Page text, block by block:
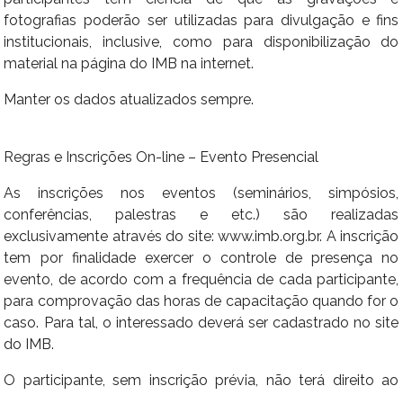
fotografias poderão ser utilizadas para divulgação e fins
institucionais, inclusive, como para disponibilização do
material na página do IMB na internet.
Manter os dados atualizados sempre.
Regras e Inscrições On-line – Evento Presencial
As inscrições nos eventos (seminários, simpósios,
conferências, palestras e etc.) são realizadas
exclusivamente através do site: www.imb.org.br. A inscrição
tem por finalidade exercer o controle de presença no
evento, de acordo com a frequência de cada participante,
para comprovação das horas de capacitação quando for o
caso. Para tal, o interessado deverá ser cadastrado no site
do IMB.
O participante, sem inscrição prévia, não terá direito ao